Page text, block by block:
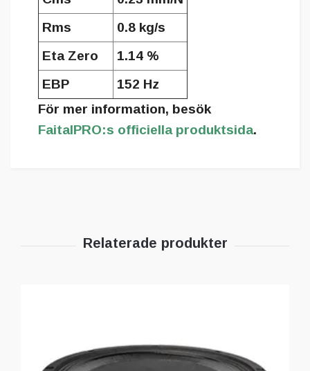
Rms
0.8 kg/s
Eta Zero
1.14 %
EBP
152 Hz
För mer information, besök
FaitalPRO:s officiella produktsida.